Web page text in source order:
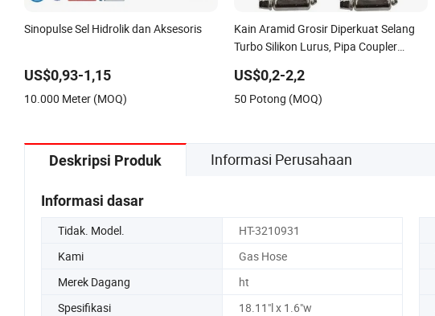
Sinopulse Sel Hidrolik dan Aksesoris
US$0,93-1,15
10.000 Meter (MOQ)
Kain Aramid Grosir Diperkuat Selang
Turbo Silikon Lurus, Pipa Coupler
Kustom
US$0,2-2,2
50 Potong (MOQ)
Deskripsi Produk Informasi Perusahaan
Informasi dasar
Tidak. Model. HT-3210931
Kami
Gas Hose
Merek Dagang
ht
Spesifikasi
18.11"l x 1.6"w